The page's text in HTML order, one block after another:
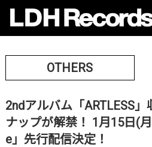
OTHERS
2ndアルバム「ARTLESS
ナップが解禁！ 1月15日(
e」先行配信決定！